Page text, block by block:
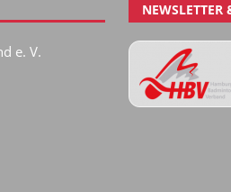
e. V.
NEWSLETTER